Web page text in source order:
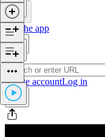
Get the app
Create accountLog in